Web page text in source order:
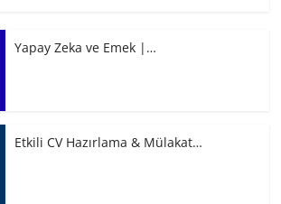
Yapay Zeka ve Emek |…
Etkili CV Hazırlama & Mülakat…